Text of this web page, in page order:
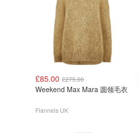
£85.00 £275.00
Weekend Max Mara 圆领毛衣
Flannels UK